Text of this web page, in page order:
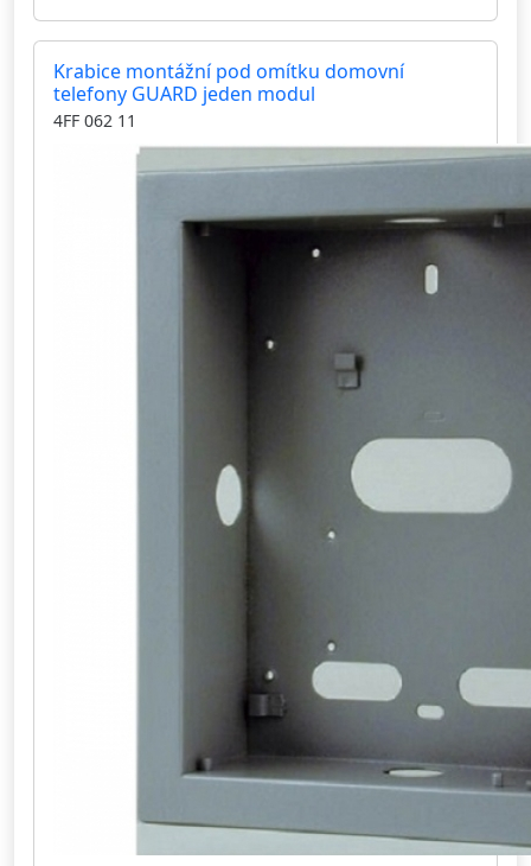
Krabice montážní pod omítku domovní
telefony GUARD jeden modul
4FF 062 11